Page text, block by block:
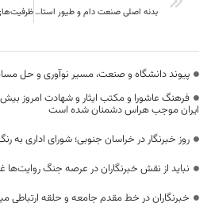
بدنه اصلی صنعت دام و طیور استان آماده همکاری برای عبور از شرایط سخت کنونی است
پیوند دانشگاه و صنعت، مسیر نوآوری و حل
فرهنگ عاشورا و مکتب ایثار و شهادت امروز
ایران موجب هراس دشمنان شده است
روز خبرنگار در خراسان جنوبی؛ شورای اداری به
نباید از نقش خبرنگاران در عرصه جنگ روایت‌ها
خبرنگاران در خط مقدم جامعه و حلقه ارتباطی